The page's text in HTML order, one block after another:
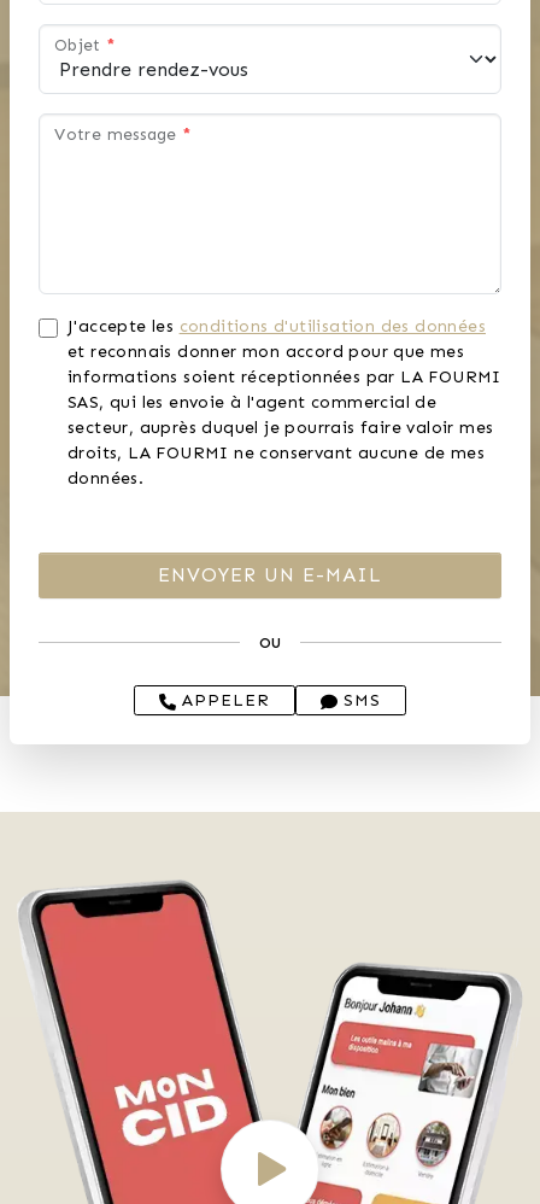
Objet *
Votre message *
J'accepte les conditions d'utilisation des données
et reconnais donner mon accord pour que mes
informations soient réceptionnées par LA FOURMI
SAS, qui les envoie à l'agent commercial de
secteur, auprès duquel je pourrais faire valoir mes
droits, LA FOURMI ne conservant aucune de mes
données.
ou
APPELER SMS